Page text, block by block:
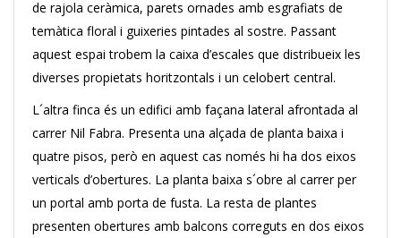
de rajola ceràmica, parets ornades amb esgrafiats de
temàtica floral i guixeries pintades al sostre. Passant
aquest espai trobem la caixa d’escales que distribueix les
diverses propietats horitzontals i un celobert central.
L´altra finca és un edifici amb façana lateral afrontada al
carrer Nil Fabra. Presenta una alçada de planta baixa i
quatre pisos, però en aquest cas només hi ha dos eixos
verticals d’obertures. La planta baixa s´obre al carrer per
un portal amb porta de fusta. La resta de plantes
presenten obertures amb balcons correguts en dos eixos